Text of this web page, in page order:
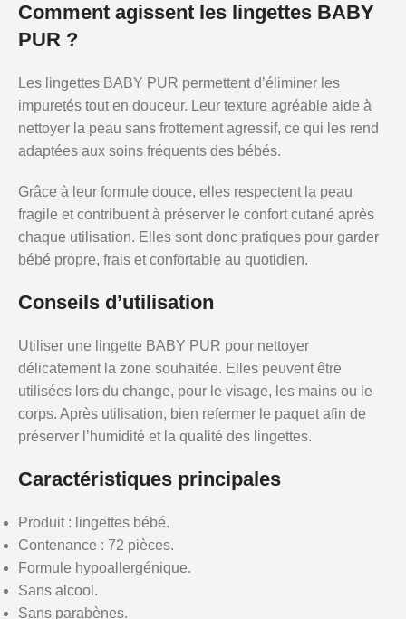
Comment agissent les lingettes BABY
PUR ?
Les lingettes BABY PUR permettent d’éliminer les
impuretés tout en douceur. Leur texture agréable aide à
nettoyer la peau sans frottement agressif, ce qui les rend
adaptées aux soins fréquents des bébés.
Grâce à leur formule douce, elles respectent la peau
fragile et contribuent à préserver le confort cutané après
chaque utilisation. Elles sont donc pratiques pour garder
bébé propre, frais et confortable au quotidien.
Conseils d’utilisation
Utiliser une lingette BABY PUR pour nettoyer
délicatement la zone souhaitée. Elles peuvent être
utilisées lors du change, pour le visage, les mains ou le
corps. Après utilisation, bien refermer le paquet afin de
préserver l’humidité et la qualité des lingettes.
Caractéristiques principales
Produit : lingettes bébé.
Contenance : 72 pièces.
Formule hypoallergénique.
Sans alcool.
Sans parabènes.